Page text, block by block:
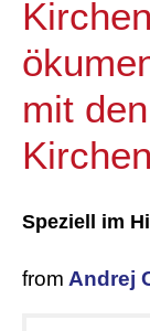
mit
Kirchen
Speziell im
from Andrej